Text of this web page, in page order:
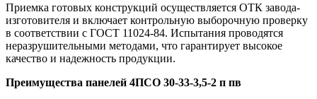
Приемка готовых конструкций осуществляется ОТК завода-
изготовителя и включает контрольную выборочную проверку
в соответствии с ГОСТ 11024-84. Испытания проводятся
неразрушительными методами, что гарантирует высокое
качество и надежность продукции.
Преимущества панелей 4ПСО 30-33-3,5-2 п пв